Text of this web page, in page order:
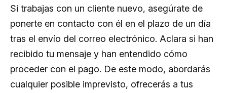
Si trabajas con un cliente nuevo, asegúrate de
ponerte en contacto con él en el plazo de un día
tras el envío del correo electrónico. Aclara si han
recibido tu mensaje y han entendido cómo
proceder con el pago. De este modo, abordarás
cualquier posible imprevisto, ofrecerás a tus